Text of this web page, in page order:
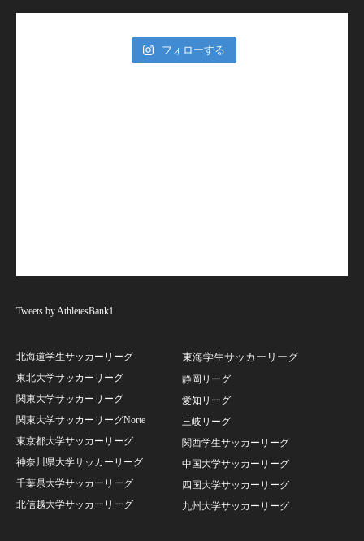
フォローする
Tweets by AthletesBank1
北海道学生サッカーリーグ
東北大学サッカーリーグ
関東大学サッカーリーグ
関東大学サッカーリーグNorte
東京都大学サッカーリーグ
神奈川県大学サッカーリーグ
千葉県大学サッカーリーグ
北信越大学サッカーリーグ
東海学生サッカーリーグ
静岡リーグ
愛知リーグ
三岐リーグ
関西学生サッカーリーグ
中国大学サッカーリーグ
四国大学サッカーリーグ
九州大学サッカーリーグ